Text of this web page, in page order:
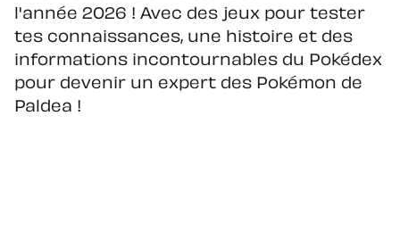
l'année 2026 ! Avec des jeux pour tester
tes connaissances, une histoire et des
informations incontournables du Pokédex
pour devenir un expert des Pokémon de
Paldea !